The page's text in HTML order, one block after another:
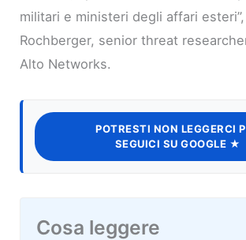
militari e ministeri degli affari
Rochberger, senior threat
Alto Networks.
POTRESTI NON LEGGERCI
SEGUICI SU GOOGLE ★
Cosa leggere